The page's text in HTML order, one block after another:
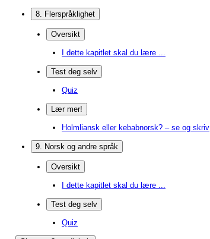
8. Flerspråklighet
Oversikt
I dette kapitlet skal du lære ...
Test deg selv
Quiz
Lær mer!
Holmliansk eller kebabnorsk? – se og skriv
9. Norsk og andre språk
Oversikt
I dette kapitlet skal du lære ...
Test deg selv
Quiz